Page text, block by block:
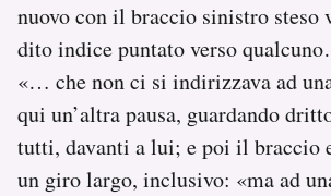
nuovo con il braccio sinistro steso
dito indice puntato verso
«… che non ci si indirizzava ad
qui un’altra pausa, guardando
tutti, davanti a lui; e poi il braccio
un giro largo, inclusivo: «ma ad